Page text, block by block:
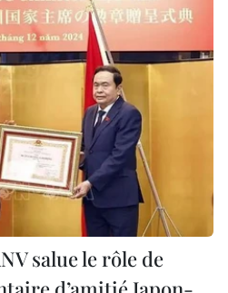
salue le rôle de